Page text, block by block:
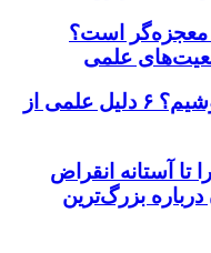
معجزه‌گر است؟
علمی
چرا باید هر روز قهوه تلخ بنوشیم؟ ۶ دلیل علمی از
تا آستانه انقراض
بزرگ‌ترین